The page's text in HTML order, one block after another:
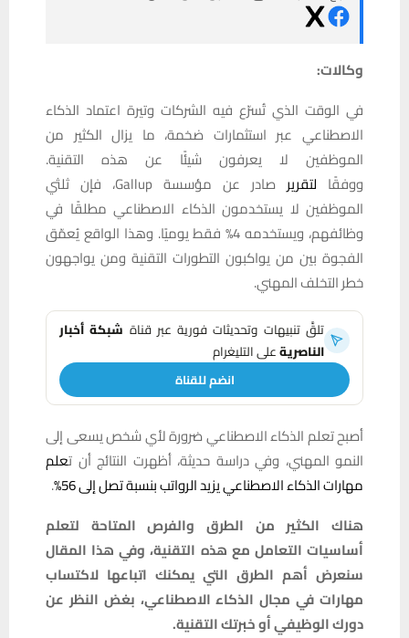
وكالات:
في الوقت الذي تُسرّع فيه الشركات وتيرة اعتماد الذكاء
الاصطناعي عبر استثمارات ضخمة، ما يزال الكثير من
الموظفين لا يعرفون شيئًا عن هذه التقنية.
ووفقًا لتقرير
صادر عن مؤسسة Gallup، فإن ثلثي
الموظفين لا يستخدمون الذكاء الاصطناعي مطلقًا في
وظائفهم، ويستخدمه 4% فقط يوميًا. وهذا الواقع يُعمّق
الفجوة بين من يواكبون التطورات التقنية ومن يواجهون
خطر التخلف المهني.
تلقَّ تنبيهات وتحديثات فورية عبر قناة شبكة أخبار
الناصريةعلى التليغرام
انضم للقناة
أصبح تعلم الذكاء الاصطناعي ضرورة لأي شخص يسعى إلى
النمو المهني، وفي دراسة حديثة، أظهرت النتائج أن تعلم
مهارات الذكاء الاصطناعي يزيد الرواتب بنسبة تصل إلى 56%
.
هناك الكثير من الطرق والفرص المتاحة لتعلم
أساسيات التعامل مع هذه التقنية، وفي هذا المقال
سنعرض أهم الطرق التي يمكنك اتباعها لاكتساب
مهارات في مجال الذكاء الاصطناعي، بغض النظر عن
دورك الوظيفي أو خبرتك التقنية.